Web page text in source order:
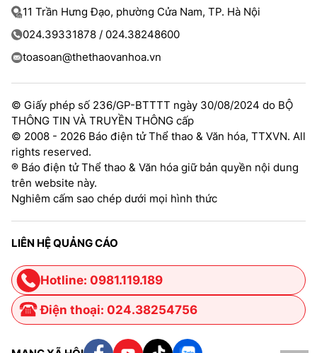
11 Trần Hưng Đạo, phường Cửa Nam, TP. Hà Nội
024.39331878 / 024.38248600
toasoan@thethaovanhoa.vn
© Giấy phép số 236/GP-BTTTT ngày 30/08/2024 do BỘ
THÔNG TIN VÀ TRUYỀN THÔNG cấp
© 2008 - 2026 Báo điện tử Thể thao & Văn hóa, TTXVN. All
rights reserved.
® Báo điện tử Thể thao & Văn hóa giữ bản quyền nội dung
trên website này.
Nghiêm cấm sao chép dưới mọi hình thức
LIÊN HỆ QUẢNG CÁO
Hotline: 0981.119.189
Điện thoại: 024.38254756